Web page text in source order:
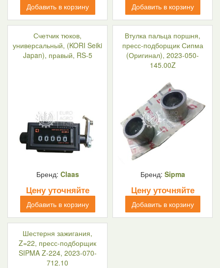
Добавить в корзину Добавить в корзину
Счетчик тюков,
универсальный, (KORI Seiki
Japan), правый, RS-5
Бренд: Claas
Цену уточняйте
Добавить в корзину
Втулка пальца поршня,
пресс-подборщик Сипма
(Оригинал), 2023-050-
145.00Z
Бренд: Sipma
Цену уточняйте
Добавить в корзину
Шестерня зажигания,
Z=22, пресс-подборщик
SIPMA Z-224, 2023-070-
712.10